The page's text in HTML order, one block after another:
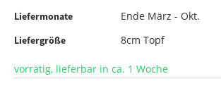
Liefermonate Ende März - Okt.
Liefergröße 8cm Topf
vorrätig, lieferbar in ca. 1 Woche